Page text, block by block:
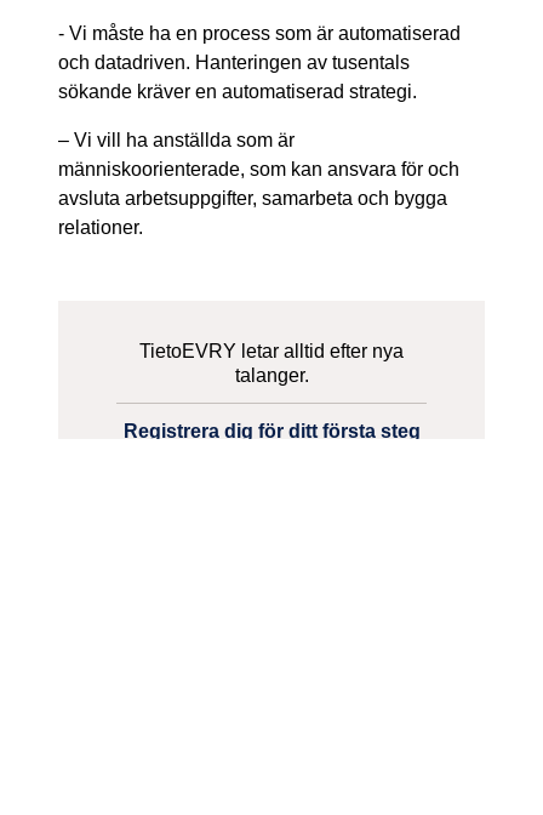
- Vi måste ha en process som är automatiserad
och datadriven. Hanteringen av tusentals
sökande kräver en automatiserad strategi.
– Vi vill ha anställda som är
människoorienterade, som kan ansvara för och
avsluta arbetsuppgifter, samarbeta och bygga
relationer.
TietoEVRY letar alltid efter nya
talanger.
Registrera dig för ditt första steg